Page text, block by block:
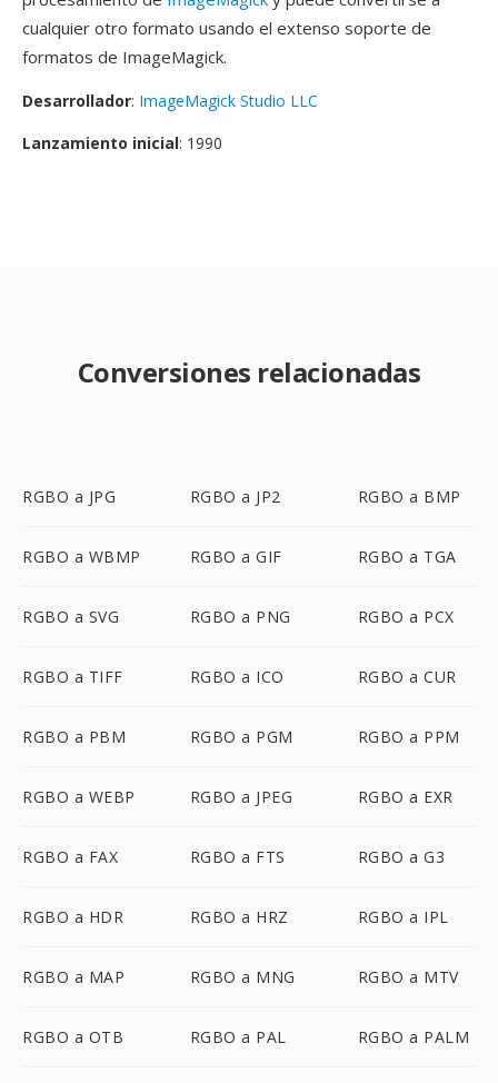
cualquier otro formato usando el extenso soporte de
formatos de ImageMagick.
Desarrollador: ImageMagick Studio LLC
Lanzamiento inicial: 1990
Conversiones relacionadas
RGBO a JPG RGBO a JP2 RGBO a BMP
RGBO a WBMP RGBO a GIF RGBO a TGA
RGBO a SVG RGBO a PNG RGBO a PCX
RGBO a TIFF RGBO a ICO RGBO a CUR
RGBO a PBM RGBO a PGM RGBO a PPM
RGBO a WEBP RGBO a JPEG RGBO a EXR
RGBO a FAX RGBO a FTS RGBO a G3
RGBO a HDR RGBO a HRZ RGBO a IPL
RGBO a MAP RGBO a MNG RGBO a MTV
RGBO a OTB RGBO a PAL RGBO a PALM